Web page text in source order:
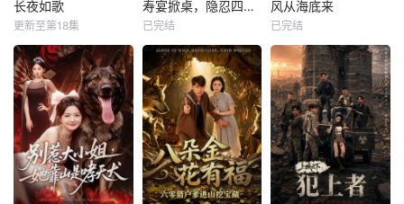
长夜如歌
更新至第18集
寿宴掀桌，隐忍四年我封神
已完结
风从海底来
已完结